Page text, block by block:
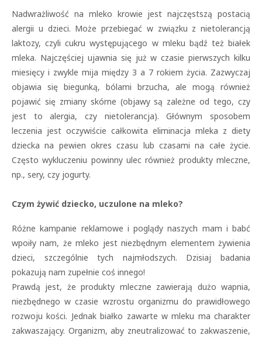
Nadwrażliwość na mleko krowie jest najczęstszą postacią
alergii u dzieci. Może przebiegać w związku z nietolerancją
laktozy, czyli cukru występującego w mleku bądź też białek
mleka. Najczęściej ujawnia się już w czasie pierwszych kilku
miesięcy i zwykle mija między 3 a 7 rokiem życia. Zazwyczaj
objawia się biegunką, bólami brzucha, ale mogą również
pojawić się zmiany skórne (objawy są zależne od tego, czy
jest to alergia, czy nietolerancja). Głównym sposobem
leczenia jest oczywiście całkowita eliminacja mleka z diety
dziecka na pewien okres czasu lub czasami na całe życie.
Często wykluczeniu powinny ulec również produkty mleczne,
np., sery, czy jogurty.
Czym żywić dziecko, uczulone na mleko?
Różne kampanie reklamowe i poglądy naszych mam i babć
wpoiły nam, że mleko jest niezbędnym elementem żywienia
dzieci, szczególnie tych najmłodszych. Dzisiaj badania
pokazują nam zupełnie coś innego!
Prawdą jest, że produkty mleczne zawierają dużo wapnia,
niezbędnego w czasie wzrostu organizmu do prawidłowego
rozwoju kości. Jednak białko zawarte w mleku ma charakter
zakwaszający. Organizm, aby zneutralizować to zakwaszenie,